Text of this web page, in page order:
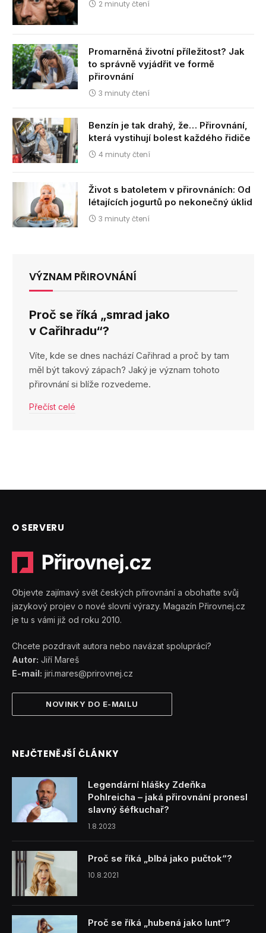
2 minuty čtení
Promarněná životní příležitost? Jak
to správně vyjádřit ve formě
přirovnání
3 minuty čtení
Benzín je tak drahý, že… Přirovnání,
která vystihují bolest každého řidiče
4 minuty čtení
Život s batoletem v přirovnáních: Od
létajících jogurtů po nekonečný úklid
3 minuty čtení
VÝZNAM PŘIROVNÁNÍ
Proč se říká „smrad jako
v Cařihradu“?
Víte, kde se dnes nachází Cařihrad a proč by tam
měl být takový zápach? Jaký je význam tohoto
přirovnání si blíže rozvedeme.
Přečíst celé
O SERVERU
Objevte zajímavý svět českých přirovnání a obohaťte svůj
jazykový projev o nové slovní výrazy. Magazín Přirovnej.cz
je tu s vámi již od roku 2010.
Chcete pozdravit autora nebo navázat spolupráci?
Autor: Jiří Mareš
E-mail: jiri.mares@prirovnej.cz
NOVINKY DO E-MAILU
NEJČTENĚJŠÍ ČLÁNKY
Legendární hlášky Zdeňka
Pohlreicha – jaká přirovnání pronesl
slavný šéfkuchař?
1.8.2023
Proč se říká „blbá jako pučtok“?
10.8.2021
Proč se říká „hubená jako lunt“?